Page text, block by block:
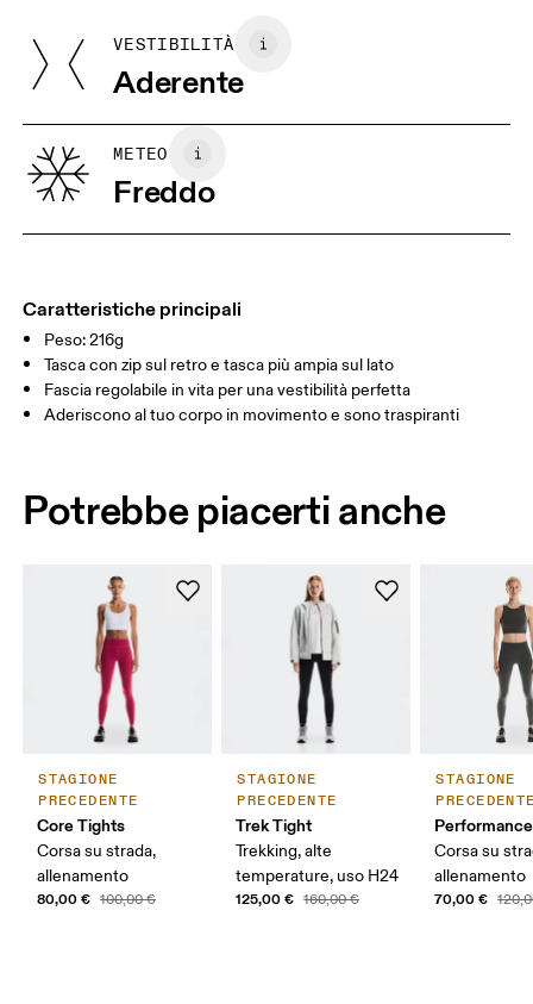
Centimetri
Le tue misure in centimetri
XS
GIROVITA 64.5 — 67.5 69.5 — 72.5 74.5
GIRO COSCIA
Scorri in orizzontale per visualizzare la tabella
Come prendere le misure
VESTIBILITÀ
Aderente
METEO
Freddo
Caratteristiche principali
Peso: 216g
Tasca con zip sul retro e tasca più ampia sul lato
Fascia regolabile in vita per una vestibilità perfetta
Aderiscono al tuo corpo in movimento e sono traspiranti
Potrebbe piacerti anche
STAGIONE
PRECEDENTE
Core Tights
Corsa su strada,
allenamento
80,00 € 100,00 €
STAGIONE
PRECEDENTE
Trek Tight
Trekking, alte
temperature, uso H24
125,00 € 160,00 €
STAGIONE
Corsa su
allenamento
70,00 €